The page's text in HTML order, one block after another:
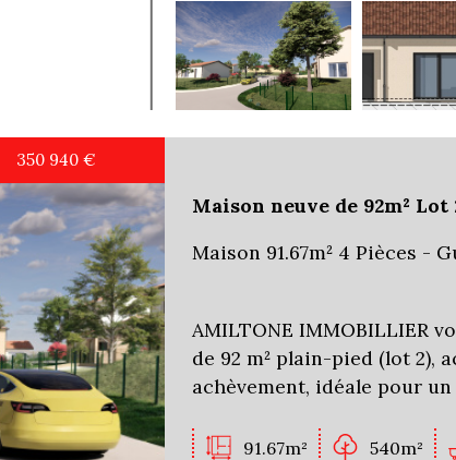
350 940 €
Maison neuve de 92m² Lot
Maison 91.67m² 4 Pièces -
AMILTONE IMMOBILLIER
de 92 m² plain-pied (lot 2),
achèvement, idéale pour
91.67m² 540m²